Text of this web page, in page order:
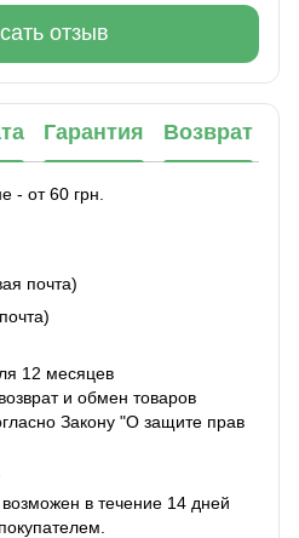
отзыв
Гарантия Возврат
- от 60 грн.
почта)
12 месяцев
и обмен товаров
Закону "О защите прав
в течение 14 дней